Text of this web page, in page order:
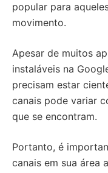
popular para
movimento.
Apesar de muitos
instaláveis na
precisam estar
canais pode variar
que se encontram.
Portanto, é
canais em sua área